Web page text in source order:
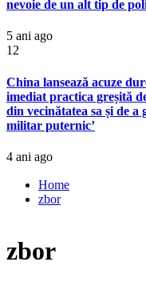
nevoie de un alt tip de
5 ani ago
12
China lansează acuze
imediat practica greșită
din vecinătatea sa și de
militar puternic’
4 ani ago
Home
zbor
zbor